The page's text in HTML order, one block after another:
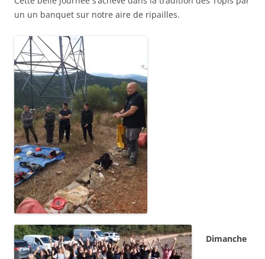
un un banquet sur notre aire de ripailles.
Dimanche